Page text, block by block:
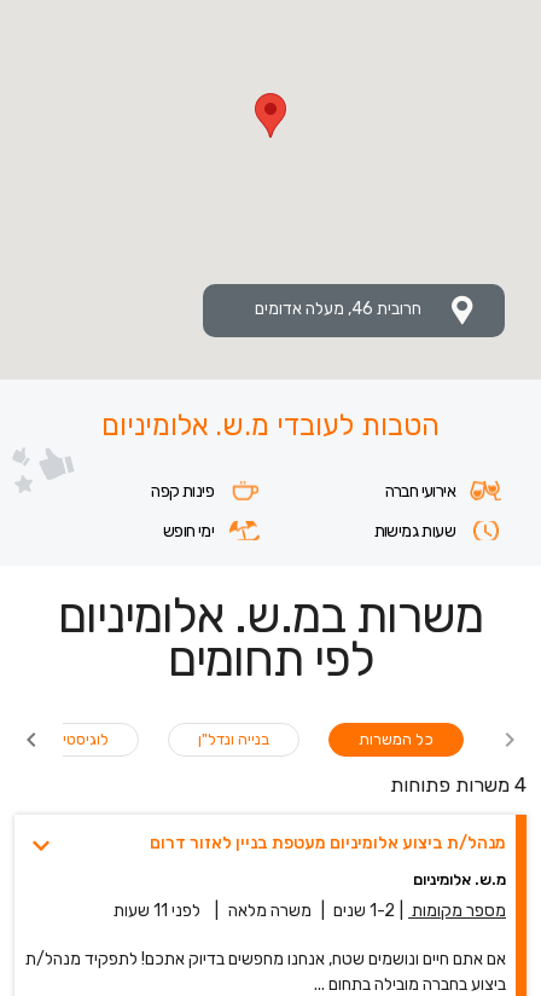
חרובית 46, מעלה אדומים
הטבות לעובדי מ.ש. אלומיניום
אירועי חברה
פינות קפה
שעות גמישות
ימי חופש
משרות במ.ש. אלומיניום
לפי תחומים
לוגיסטיקה / בנייה ונדל"ן כל המשרות
4 משרות פתוחות
מנהל/ת ביצוע אלומיניום מעטפת בניין לאזור דרום
מ.ש. אלומיניום
מספר מקומות 1-2 שנים משרה מלאה לפני 11 שעות
אם אתם חיים ונושמים שטח, אנחנו מחפשים בדיוק אתכם! לתפקיד מנהל/ת
ביצוע בחברה מובילה בתחום ...